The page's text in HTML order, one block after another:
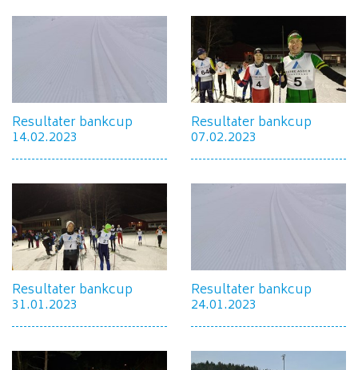
Resultater bankcup
14.02.2023
Resultater bankcup
07.02.2023
Resultater bankcup
31.01.2023
Resultater bankcup
24.01.2023